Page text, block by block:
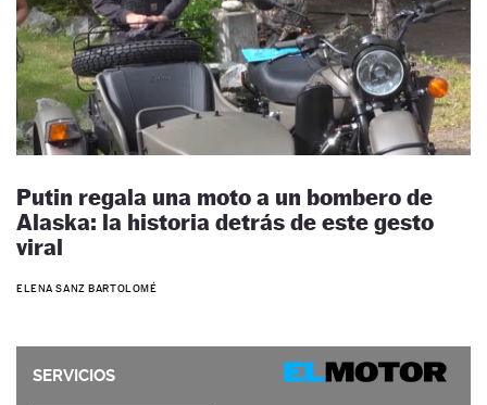
Putin regala una moto a un bombero de
Alaska: la historia detrás de este gesto
viral
ELENA SANZ BARTOLOMÉ